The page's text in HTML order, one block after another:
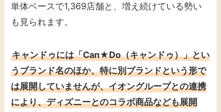
単体ベースで1,369店舗と、増え続けている勢い
も見られます。
キャンドゥには「Can★Do（キャンドゥ）」とい
うブランド名のほか、特に別ブランドという形で
は展開していませんが、イオングループとの連携
により、ディズニーとのコラボ商品なども展開